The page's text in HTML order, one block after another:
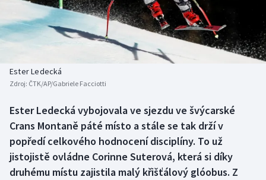
Basketbal
Boby a skeleton
Box
Curling
Dostihy
Historické návraty
AZ kvíz
Ester Ledecká
Zdroj: ČTK/AP/Gabriele Facciotti
Ester Ledecká vybojovala ve sjezdu ve švýcarské
Crans Montaně páté místo a stále se tak drží v
popředí celkového hodnocení disciplíny. To už
jistojistě ovládne Corinne Suterová, která si díky
druhému místu zajistila malý křišťálový glóobus. Z